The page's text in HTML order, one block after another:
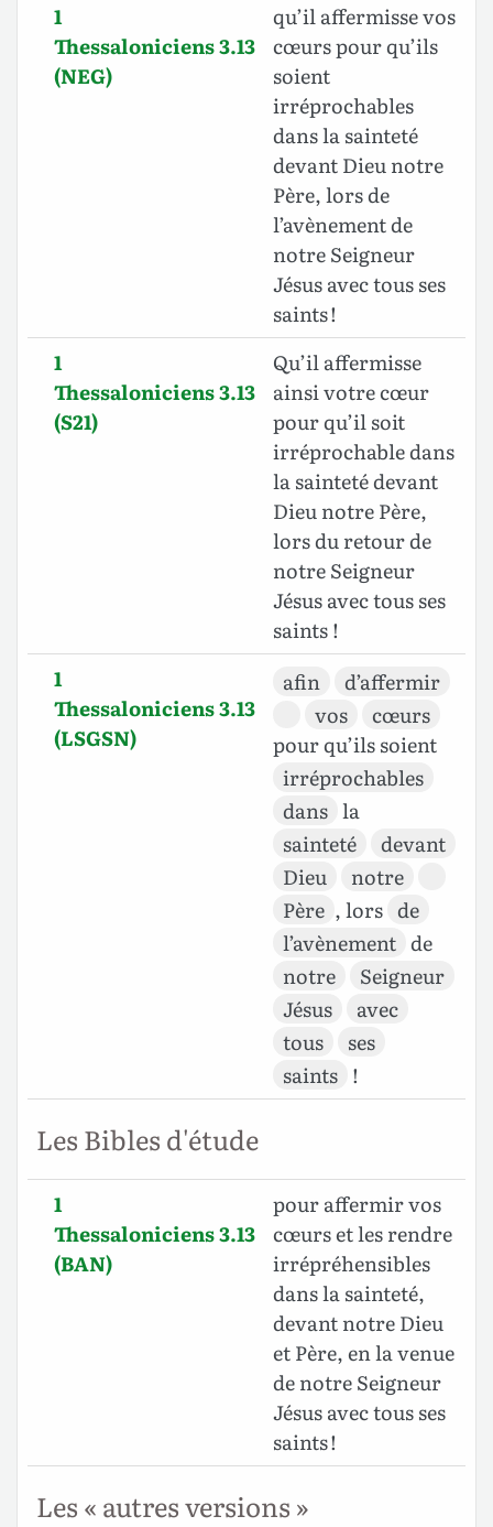
1
Thessaloniciens 3.13
(NEG)
qu’il affermisse vos
cœurs pour qu’ils
soient
irréprochables
dans la sainteté
devant Dieu notre
Père, lors de
l’avènement de
notre Seigneur
Jésus avec tous ses
saints !
1
Thessaloniciens 3.13
(S21)
Qu’il affermisse
ainsi votre cœur
pour qu’il soit
irréprochable dans
la sainteté devant
Dieu notre Père,
lors du retour de
notre Seigneur
Jésus avec tous ses
saints !
1
Thessaloniciens 3.13
(LSGSN)
afin
d’affermir
vos
cœurs
pour qu’ils soient
irréprochables
dans la
sainteté
devant
Dieu
notre
Père , lors de
l’avènement de
notre
Seigneur
Jésus
avec
tous
ses
saints !
Les Bibles d'étude
1
Thessaloniciens 3.13
(BAN)
pour affermir vos
cœurs et les rendre
irrépréhensibles
dans la sainteté,
devant notre Dieu
et Père, en la venue
de notre Seigneur
Jésus avec tous ses
saints !
Les « autres versions »